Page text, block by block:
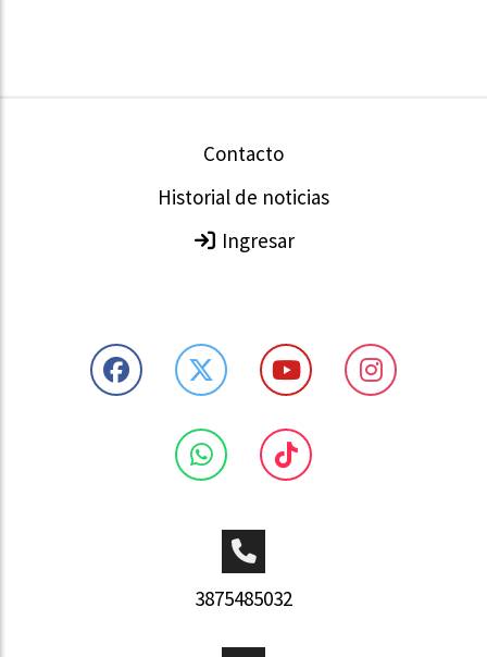
Contacto
Historial de noticias
Ingresar
3875485032